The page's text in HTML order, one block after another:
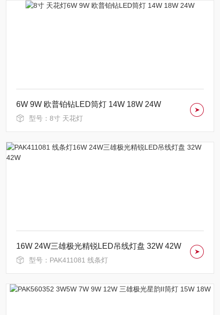
6W 9W 欧普铂钻LED筒灯 14W 18W 24W
型号：8寸 天花灯
16W 24W三雄极光精锐LED吊线灯盘 32W 42W
型号：PAK411081 线条灯